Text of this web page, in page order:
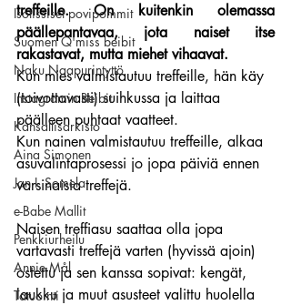
Isotissiset povipommit
Suomen Q'miss beibit
Naku Naapurintyttö
Instagramin Beibit
Kansallisarkisto
Aina Simonen
Jan I. Somela
e-Babe Mallit
Penkkiurheilu
Annie Mål
Tatuointi
treffeille. On kuitenkin olemassa
päällepantavaa, jota naiset itse
rakastavat, mutta miehet vihaavat.
Kun mies valmistautuu treffeille, hän käy
(toivottavasti) suihkussa ja laittaa
päälleen puhtaat vaatteet.
Kun nainen valmistautuu treffeille, alkaa
asuvalintaprosessi jo jopa päiviä ennen
varsinaisia treffejä.
Naisen treffiasu saattaa olla jopa
vartavasti treffejä varten (hyvissä ajoin)
ostettu ja sen kanssa sopivat: kengät,
laukku ja muut asusteet valittu huolella